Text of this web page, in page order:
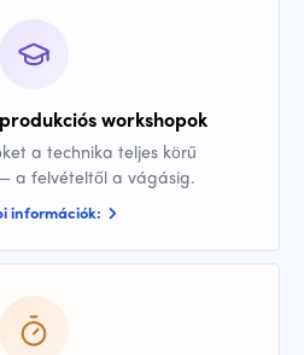
workshopok
a technika teljes körű
a felvételtől a vágásig.
információk: